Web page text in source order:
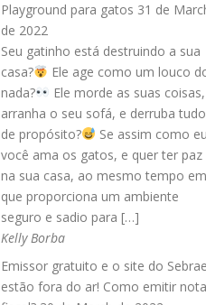
Playground para gatos 31 de
de 2022
Seu gatinho está destruindo a sua
casa?
Ele age como um louco
nada?
Ele morde as suas coisas,
arranha o seu sofá, e derruba tudo
de propósito?
Se assim como
você ama os gatos, e quer ter paz
na sua casa, ao mesmo tempo em
que proporciona um ambiente
seguro e sadio para […]
Kelly Borba
Emissor gratuito e o site do Sebrae
estão fora do ar! Como emitir nota